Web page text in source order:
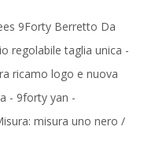
9Forty Berretto Da
regolabile taglia unica -
ricamo logo e nuova
- 9forty yan -
misura uno nero /